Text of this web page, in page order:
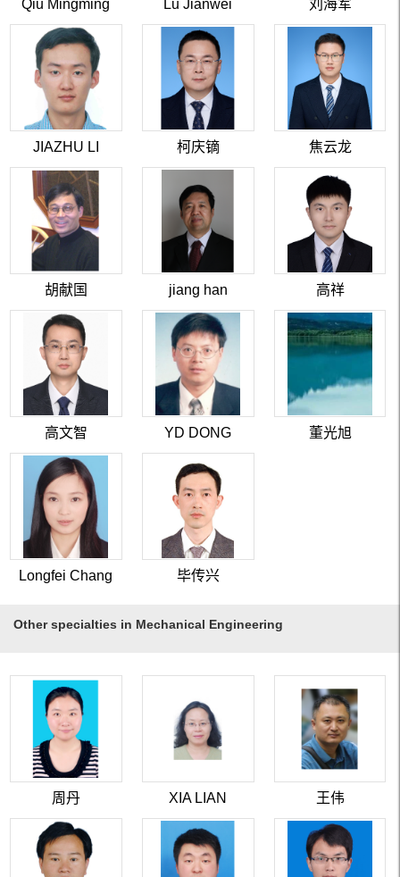
Qiu Mingming Lu Jianwei 刘海军
JIAZHU LI 柯庆镝 焦云龙
胡献国 jiang han 高祥
高文智 YD DONG 董光旭
Longfei Chang 毕传兴
Other specialties in Mechanical Engineering
周丹 XIA LIAN 王伟